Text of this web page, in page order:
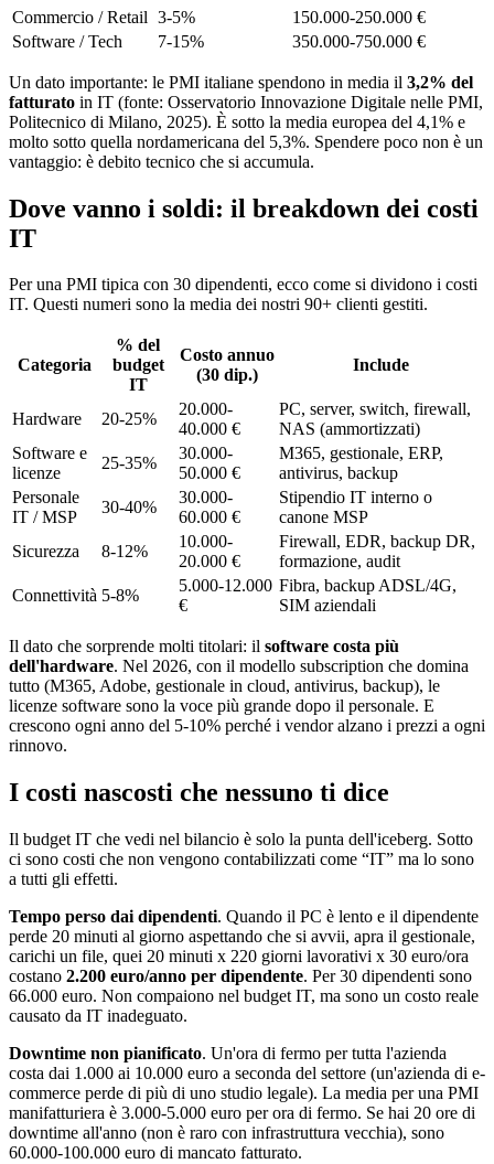
Commercio / Retail 3-5%
150.000-250.000 €
Software / Tech
7-15% 350.000-750.000 €
Un dato importante: le PMI italiane spendono in media il 3,2% del
fatturato in IT (fonte: Osservatorio Innovazione Digitale nelle PMI,
Politecnico di Milano, 2025). È sotto la media europea del 4,1% e
molto sotto quella nordamericana del 5,3%. Spendere poco non è un
vantaggio: è debito tecnico che si accumula.
Dove vanno i soldi: il breakdown dei costi
IT
Per una PMI tipica con 30 dipendenti, ecco come si dividono i costi
IT. Questi numeri sono la media dei nostri 90+ clienti gestiti.
Categoria
% del
budget
IT
Costo annuo
(30 dip.)
Include
Hardware 20-25%
20.000-
40.000 €
PC, server, switch, firewall,
NAS (ammortizzati)
Software e
licenze
25-35%
30.000-
50.000 €
M365, gestionale, ERP,
antivirus, backup
Personale
IT / MSP
30-40%
30.000-
60.000 €
Stipendio IT interno o
canone MSP
Sicurezza
8-12%
10.000-
20.000 €
Firewall, EDR, backup DR,
formazione, audit
Connettività 5-8%
5.000-12.000
€
Fibra, backup ADSL/4G,
SIM aziendali
Il dato che sorprende molti titolari: il software costa più
dell'hardware. Nel 2026, con il modello subscription che domina
tutto (M365, Adobe, gestionale in cloud, antivirus, backup), le
licenze software sono la voce più grande dopo il personale. E
crescono ogni anno del 5-10% perché i vendor alzano i prezzi a ogni
rinnovo.
I costi nascosti che nessuno ti dice
Il budget IT che vedi nel bilancio è solo la punta dell'iceberg. Sotto
ci sono costi che non vengono contabilizzati come “IT” ma lo sono
a tutti gli effetti.
Tempo perso dai dipendenti. Quando il PC è lento e il dipendente
perde 20 minuti al giorno aspettando che si avvii, apra il gestionale,
carichi un file, quei 20 minuti x 220 giorni lavorativi x 30 euro/ora
costano 2.200 euro/anno per dipendente. Per 30 dipendenti sono
66.000 euro. Non compaiono nel budget IT, ma sono un costo reale
causato da IT inadeguato.
Downtime non pianificato. Un'ora di fermo per tutta l'azienda
costa dai 1.000 ai 10.000 euro a seconda del settore (un'azienda di e-
commerce perde di più di uno studio legale). La media per una PMI
manifatturiera è 3.000-5.000 euro per ora di fermo. Se hai 20 ore di
downtime all'anno (non è raro con infrastruttura vecchia), sono
60.000-100.000 euro di mancato fatturato.